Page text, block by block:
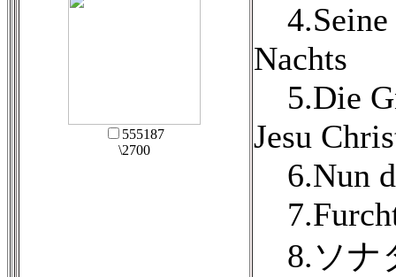
555187
\2700
4.Seine
Nachts
5.Die
Jesu
6.Nun
8.ソナ